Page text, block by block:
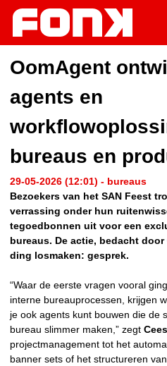
OomAgent
agents en
bureaus en
29-05-2026 (12:01) - bureaus
Bezoekers van het SAN Feest
verrassing onder hun
tegoedbonnen uit voor een
bureaus. De actie, bedacht door
ding losmaken: gesprek.
“Waar de eerste vragen vooral
interne bureauprocessen, krijgen
je ook agents kunt bouwen die de
bureau slimmer maken,” zegt
projectmanagement tot het
banner sets of het structureren